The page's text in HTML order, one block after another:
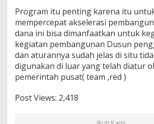
Program itu penting karena itu
mempercepat akselerasi
dana ini bisa dimanfaatkan untuk
kegiatan pembangunan Dusun
dan aturannya sudah jelas di situ
digunakan di luar yang telah diatur
pemerintah pusat( team ,red )
Post Views: 2,418